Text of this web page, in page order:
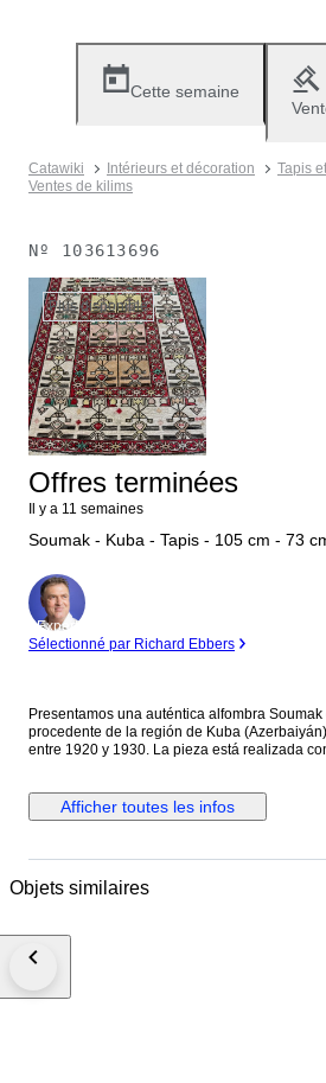
Cette semaine
Catawiki Intérieurs et décoration
Tapis
Ventes de kilims
Nº 103613696
Plus disponible
Offres terminées
Il y a 11 semaines
Soumak - Kuba - Tapis - 105 cm - 73
Expert
Sélectionné par Richard Ebbers
Presentamos una auténtica alfombra
procedente de la región de Kuba
entre 1920 y 1930. La pieza está realizada con la técnica tradicional
diseño presenta motivos geométricos tribales
un campo equilibrado con múltiples cenefas,
de conservación: muy buen estado para su
tanto para colección como para decoración. País: Cáucaso, Azerbaiyán
Afficher toutes les infos
Objets similaires